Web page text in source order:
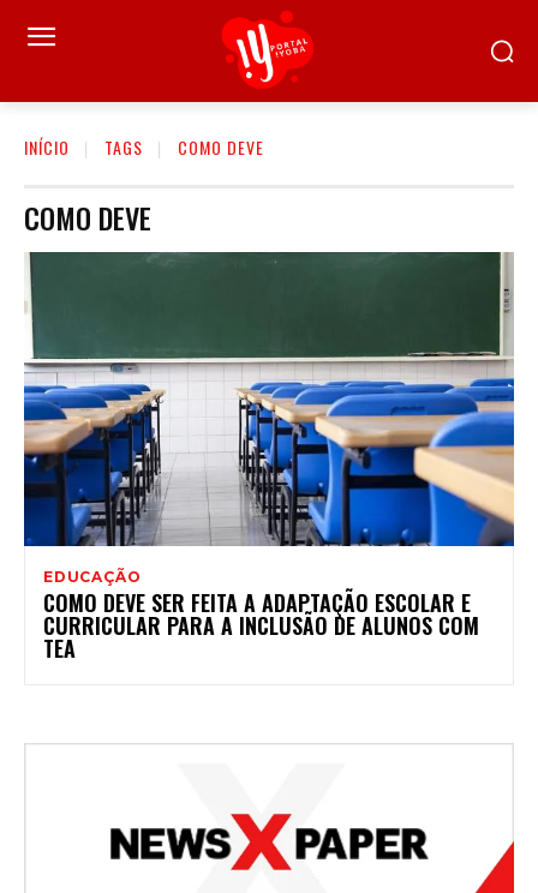
INÍCIO TAGS COMO DEVE
COMO DEVE
EDUCAÇÃO
COMO DEVE SER FEITA A ADAPTAÇÃO ESCOLAR E
CURRICULAR PARA A INCLUSÃO DE ALUNOS COM
TEA